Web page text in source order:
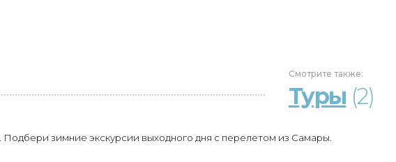
Смотрите также:
Туры (2)
зимние экскурсии выходного дня с перелетом из Самары.